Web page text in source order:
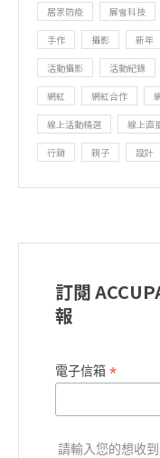
居家防疫 展會科技
手作 攝影 新年
活動攝影 活動紀錄
網紅 網紅合作
線上活動精選 線上直
行銷 親子 設計
訂閱
報
電子信箱 *
請輸入您的想收